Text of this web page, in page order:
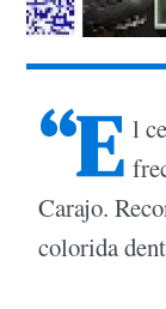
“E l
Carajo.
colorida